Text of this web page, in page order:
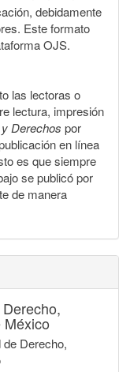
debidamente
Este formato
OJS.
las lectoras o
lectura, impresión
Derechos por
en línea
es que siempre
se publicó por
de manera
Derecho,